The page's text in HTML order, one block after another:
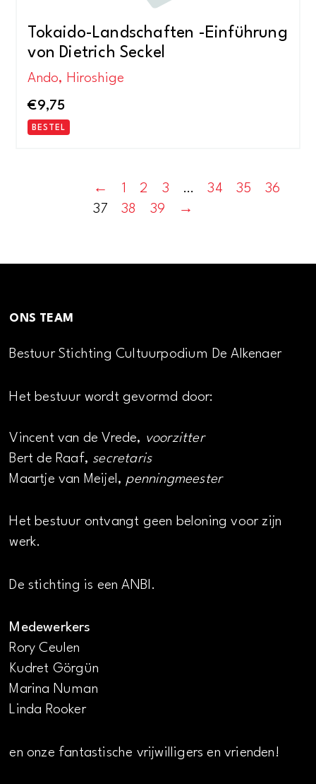
Tokaido-Landschaften -Einführung
von Dietrich Seckel
Ando, Hiroshige
€9,75
BESTEL
← 1 2 3 … 34 35
36
37
38 39 →
ONS TEAM
Bestuur Stichting Cultuurpodium De Alkenaer
Het bestuur wordt gevormd door:
Vincent van de Vrede, voorzitter
Bert de Raaf, secretaris
Maartje van Meijel, penningmeester
Het bestuur ontvangt geen beloning voor zijn
werk.
De stichting is een ANBI.
Medewerkers
Rory Ceulen
Kudret Görgün
Marina Numan
Linda Rooker
en onze fantastische vrijwilligers en vrienden!